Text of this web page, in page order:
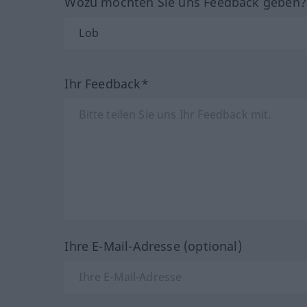
Ihr Feedback*
Ihre E-Mail-Adresse (optional)